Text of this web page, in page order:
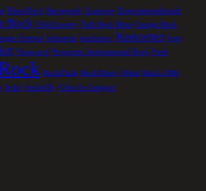
Blues/Rock Børnepunk Crustcore Eksperimentalmusik
Rock Folk/Country Folk Rock Blues Garage Rock
Festival Industrial jazzfusion. Koncerter kopi
Noise-surf Progressiv Instruemental Rock Punk
Rock/Funk Rock/Heavy Metal Rock a´Bily
Solist Surfabilly Uden for kategori